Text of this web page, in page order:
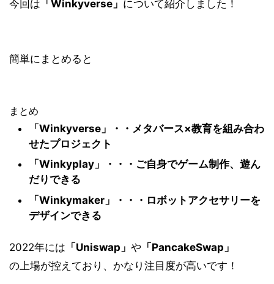
今回は 「Winkyverse」 について紹介しました！
簡単にまとめると
まとめ
「Winkyverse」・・メタバース×教育を組み合わ
せたプロジェクト
「Winkyplay」・・・ご自身でゲーム制作、遊ん
だりできる
「Winkymaker」・・・ロボットアクセサリーを
デザインできる
2022年には 「Uniswap」 や 「PancakeSwap」
の上場が控えており、かなり注目度が高いです！